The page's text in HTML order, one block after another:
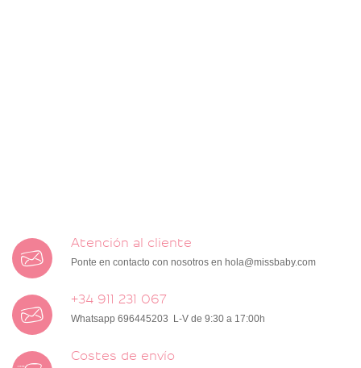
Atención al cliente
Ponte en contacto con nosotros en hola@missbaby.com
+34 911 231 067
Whatsapp 696445203 L-V de 9:30 a 17:00h
Costes de envío